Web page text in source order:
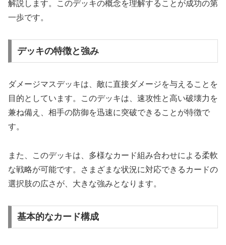
解説します。このデッキの概念を理解することが成功の第
一歩です。
デッキの特徴と強み
ダメージマスデッキは、敵に直接ダメージを与えることを
目的としています。このデッキは、速攻性と高い破壊力を
兼ね備え、相手の防御を迅速に突破できることが特徴で
す。
また、このデッキは、多様なカード組み合わせによる柔軟
な戦略が可能です。さまざまな状況に対応できるカードの
選択肢の広さが、大きな強みとなります。
基本的なカード構成